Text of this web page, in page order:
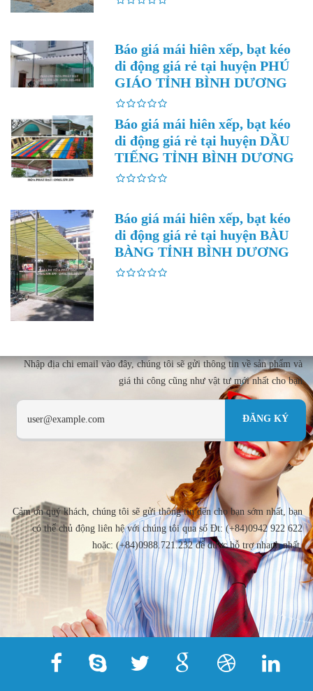
Báo giá mái hiên xếp, bạt kéo
di động giá rẻ tại huyện PHÚ
GIÁO TỈNH BÌNH DƯƠNG
Báo giá mái hiên xếp, bạt kéo
di động giá rẻ tại huyện DẦU
TIẾNG TỈNH BÌNH DƯƠNG
Báo giá mái hiên xếp, bạt kéo
di động giá rẻ tại huyện BÀU
BÀNG TỈNH BÌNH DƯƠNG
Nhập địa chi email vào đây, chúng tôi sẽ gửi thông tin về sản phẩm và
giá thi công cũng như vật tư mới nhất cho bạn
Cảm ơn quý khách, chúng tôi sẽ gửi thông tin đến cho bạn sớm nhất, bạn
có thể chủ động liên hệ với chúng tôi qua số Đt: (+84)0942 922 622
hoặc: (+84)0988.721.232 để được hỗ trợ nhanh nhất.